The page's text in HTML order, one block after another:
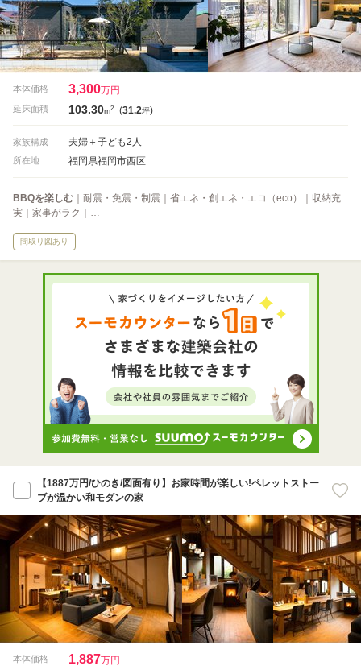
本体価格 3,300万円
延床面積 103.30m2 (31.2坪)
家族構成 夫婦＋子ども2人
所在地 福岡県福岡市西区
BBQを楽しむ ｜耐震・免震・制震｜省エネ・創エネ・エコ（eco）｜収納充
実｜家事がラク｜…
間取り図あり
【1887万円/ひのき/図面有り】お家時間が楽しい!ペレットストー
ブが温かい和モダンの家
本体価格 1,887万円